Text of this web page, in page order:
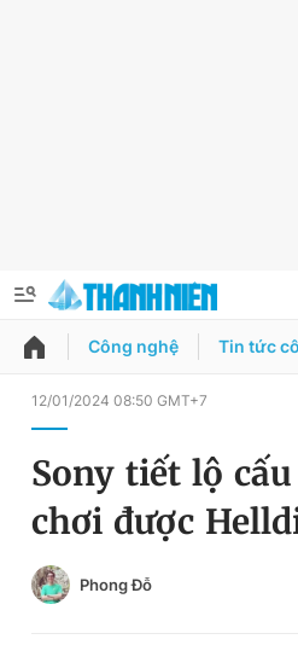
QUẢNG CÁO ĐẶT BÁO
Chuyên mục
Chuyên mục khác
Đổi mật khẩu
Tin đã lưu
Tin đã xem
Công nghệ Tin tức
12/01/2024 08:50 GMT+7
Sony tiết lộ
chơi được
Phong Đỗ